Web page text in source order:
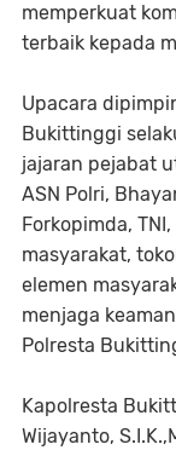
memperkuat
terbaik kepada
Upacara
Bukittinggi
jajaran pejabat
ASN Polri,
Forkopimda,
masyarakat,
elemen
menjaga
Polresta
Kapolresta
Wijayanto,